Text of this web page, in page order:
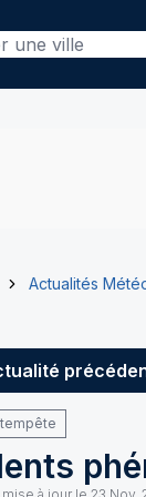
Actualités